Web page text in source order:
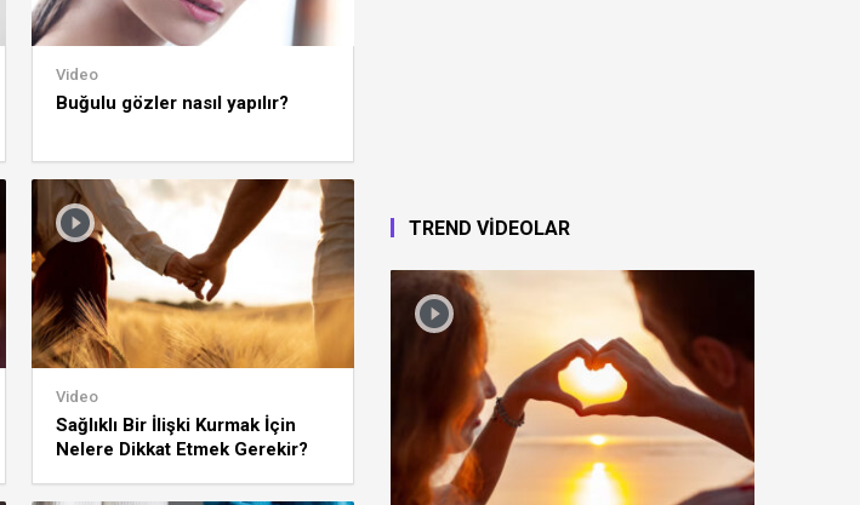
Video
Buğulu gözler nasıl yapılır?
Video
Sağlıklı Bir İlişki Kurmak İçin
Nelere Dikkat Etmek Gerekir?
TREND VİDEOLAR